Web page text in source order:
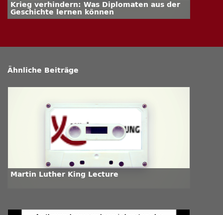
Krieg verhindern: Was Diplomaten aus der
Geschichte lernen können
Ähnliche Beiträge
Martin Luther King Lecture